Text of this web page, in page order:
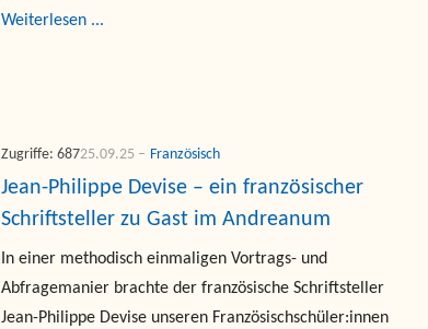
Weiterlesen ...
Jean-Philippe Devise – ein französischer
Schriftsteller zu Gast im Andreanum
In einer methodisch einmaligen Vortrags- und
Abfragemanier brachte der französische Schriftsteller
Jean-Philippe Devise unseren Französischschüler:innen
Französisch
25.09.25
Zugriffe: 687